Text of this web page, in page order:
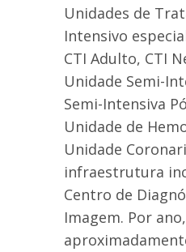
Unidades de
Intensivo
CTI Adulto, CTI
Unidade Semi-
Semi-Intensiva
Unidade de
Unidade
infraestrutura
Centro de
Imagem. Por